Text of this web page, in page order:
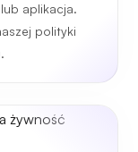
aplikacja.
polityki